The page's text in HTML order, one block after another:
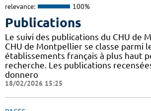
relevance: 100%
Publications
Le suivi des publications du CHU de
CHU de Montpellier se classe parmi
établissements français à plus haut
recherche. Les publications
donnero
18/02/2026 15:25